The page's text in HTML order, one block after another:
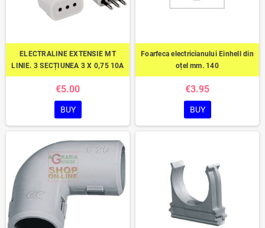
ELECTRALINE EXTENSIE MT
LINIE. 3 SECȚIUNEA 3 X 0,75 10A
€5.00
BUY
Foarfeca electricianului Einhell din
oțel mm. 140
€3.95
BUY